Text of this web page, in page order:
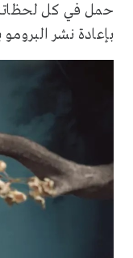
حمل في كل
بإعادة نشر